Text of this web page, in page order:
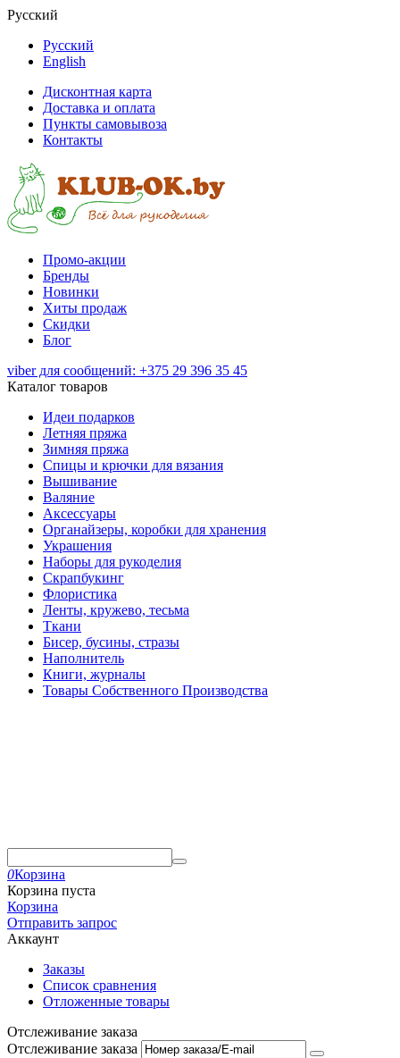
Русский
Русский
English
Дисконтная карта
Доставка и оплата
Пункты самовывоза
Контакты
Промо-акции
Бренды
Новинки
Хиты продаж
Скидки
Блог
viber для сообщений: +375 29 396 35 45
Каталог товаров
Идеи подарков
Летняя пряжа
Зимняя пряжа
Спицы и крючки для вязания
Вышивание
Валяние
Аксессуары
Органайзеры, коробки для хранения
Украшения
Наборы для рукоделия
Скрапбукинг
Флористика
Ленты, кружево, тесьма
Ткани
Бисер, бусины, стразы
Наполнитель
Книги, журналы
Товары Собственного Производства
0Корзина
Корзина пуста
Корзина
Отправить запрос
Аккаунт
Заказы
Список сравнения
Отложенные товары
Отслеживание заказа
Отслеживание заказа